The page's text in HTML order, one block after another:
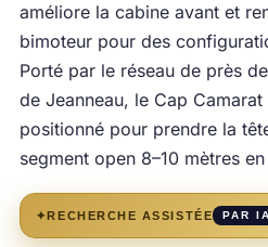
améliore la cabine avant et
bimoteur pour des
Porté par le réseau de près
de Jeanneau, le Cap
positionné pour prendre la
segment open 8–10 mètres
✦RECHERCHE ASSISTÉE PAR IA